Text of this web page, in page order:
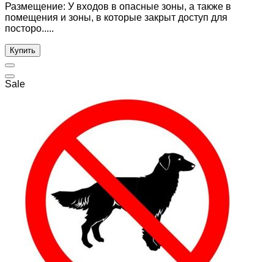
Размещение: У входов в опасные зоны, а также в
помещения и зоны, в которые закрыт доступ для
посторо.....
Купить
Sale